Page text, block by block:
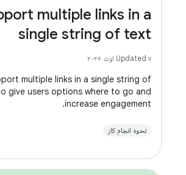
multiple links in a
single string of text
Updated ۷ اوت ۲۰۲۶
multiple links in a single string of
give users options where to go and
increase engagement.
نحوه انجام کار